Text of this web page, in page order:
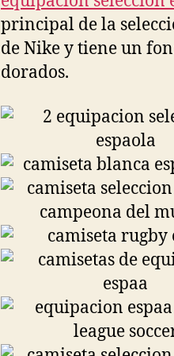
principal de la
de Nike y tiene un
dorados.